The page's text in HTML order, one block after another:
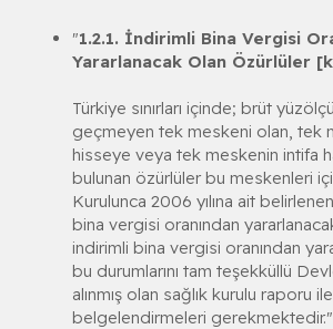
"1.2.1. İndirimli Bina Vergisi
Yararlanacak Olan Özürlüler
Türkiye sınırları içinde; brüt
geçmeyen tek meskeni olan, tek
hisseye veya tek meskenin intifa
bulunan özürlüler bu meskenleri
Kurulunca 2006 yılına ait
bina vergisi oranından
indirimli bina vergisi oranından
bu durumlarını tam teşekküllü
alınmış olan sağlık kurulu raporu
belgelendirmeleri gerekmektedir."